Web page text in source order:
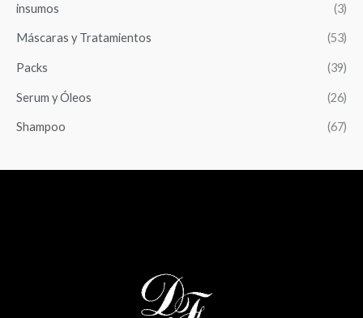
insumos (3)
Máscaras y Tratamientos (53)
Packs (39)
Serum y Óleos (26)
Shampoo (67)